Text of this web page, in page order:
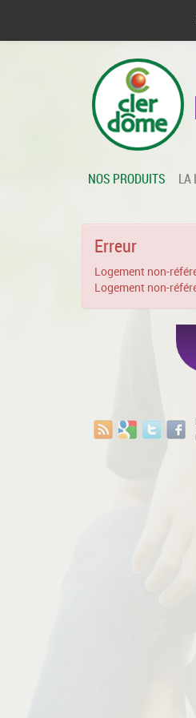
NOS PRODUITS LA
Erreur
Logement non-
Logement non-